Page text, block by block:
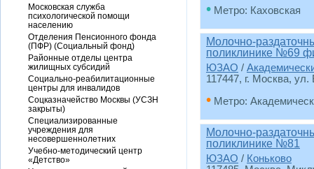
• Метро: Каховская
Молочно-
поликлинике №69
ЮЗАО /
117447, г. Москва,
• Метро:
Молочно-
поликлинике №81
ЮЗАО / Коньково
Московская служба
психологической помощи
населению
Отделения Пенсионного фонда
(ПФР) (Социальный фонд)
Районные отделы центра
жилищных субсидий
Социально-реабилитационные
центры для инвалидов
Соцказначейство Москвы (УСЗН
закрыты)
Специализированные
учреждения для
несовершеннолетних
Учебно-методический центр
«Детство»